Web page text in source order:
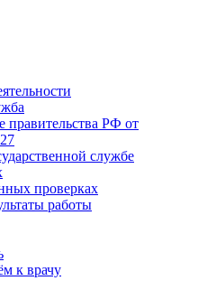
правительства РФ от
службе
проверках
работы
к врачу